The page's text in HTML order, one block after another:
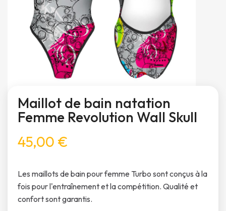
Maillot de bain natation
Femme Revolution Wall Skull
45,00 €
Les maillots de bain pour femme Turbo sont conçus à la
fois pour l'entraînement et la compétition. Qualité et
confort sont garantis.